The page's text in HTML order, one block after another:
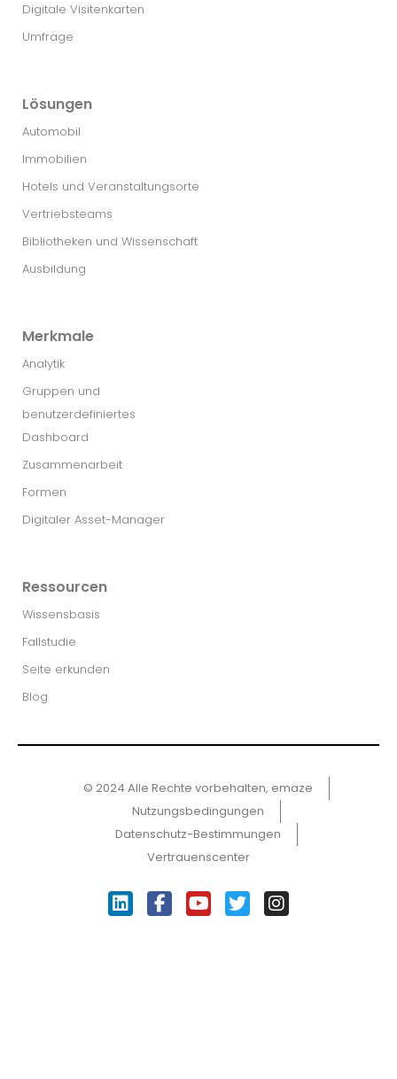
Digitale Visitenkarten
Umfrage
Lösungen
Automobil
Immobilien
Hotels und Veranstaltungsorte
Vertriebsteams
Bibliotheken und Wissenschaft
Ausbildung
Merkmale
Analytik
Gruppen und
benutzerdefiniertes
Dashboard
Zusammenarbeit
Formen
Digitaler Asset-Manager
Ressourcen
Wissensbasis
Fallstudie
Seite erkunden
Blog
© 2024 Alle Rechte vorbehalten, emaze
Nutzungsbedingungen
Datenschutz-Bestimmungen
Vertrauenscenter